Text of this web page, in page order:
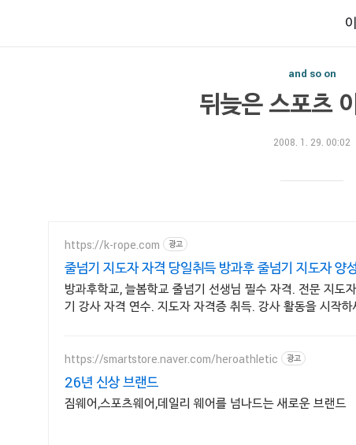
and so on
뒤늦은 스포츠
2008. 1. 29. 00:02
https://k-rope.com 광고
줄넘기 지도자 자격 당일취득 방과후 줄넘기 지도자 양성
방과후학교, 늘봄학교 줄넘기 선생님 필수 자격. 전문 지도
기 강사 자격 연수. 지도자 자격증 취득. 강사 활동을 시작하
https://smartstore.naver.com/heroathletic 광고
26년 신상 브랜드
짐웨어,스포츠웨어,데일리 웨어를 넘나드는 새로운 브랜드